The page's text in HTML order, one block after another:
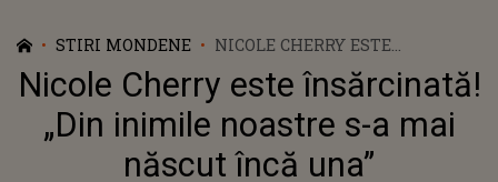
STIRI MONDENE
NICOLE CHERRY ESTE
ÎNSĂRCINATĂ! „DIN INIMILE
NOASTRE S-A MAI NĂSCUT
ÎNCĂ UNA”
Nicole Cherry este însărcinată!
„Din inimile noastre s-a mai
născut încă una”